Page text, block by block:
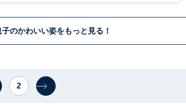
子のかわいい姿をもっと見る！
2